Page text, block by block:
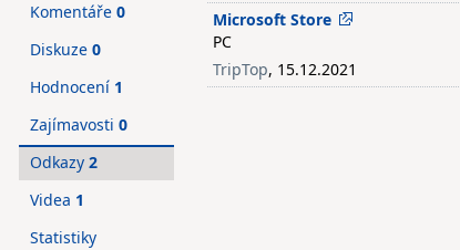
Microsoft Store
PC
TripTop, 15.12.2021
Komentáře 0
Diskuze 0
Hodnocení 1
Zajímavosti 0
Odkazy 2
Videa 1
Statistiky